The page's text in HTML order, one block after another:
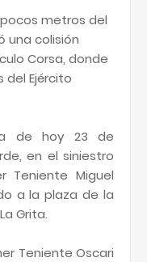
metros del
una colisión
Corsa, donde
Ejército
de hoy 23 de
en el siniestro
Teniente Miguel
a la plaza de la
Grita.
Teniente Oscari